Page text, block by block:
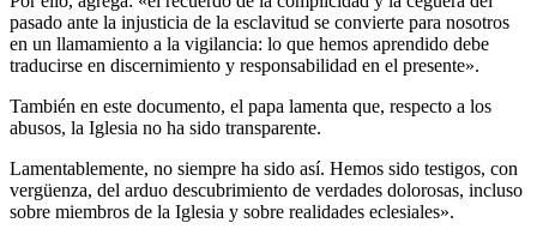
pasado ante la injusticia de la esclavitud se convierte para nosotros
en un llamamiento a la vigilancia: lo que hemos aprendido debe
traducirse en discernimiento y responsabilidad en el presente».
También en este documento, el papa lamenta que, respecto a los
abusos, la Iglesia no ha sido transparente.
Lamentablemente, no siempre ha sido así. Hemos sido testigos, con
vergüenza, del arduo descubrimiento de verdades dolorosas, incluso
sobre miembros de la Iglesia y sobre realidades eclesiales».